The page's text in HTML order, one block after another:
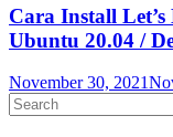
Cara Install
Ubuntu 20.04 /
November 30, 2021